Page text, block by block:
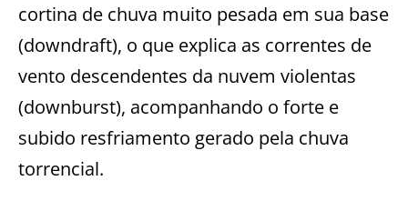
cortina de chuva muito pesada em sua base
(downdraft), o que explica as correntes de
vento descendentes da nuvem violentas
(downburst), acompanhando o forte e
subido resfriamento gerado pela chuva
torrencial.